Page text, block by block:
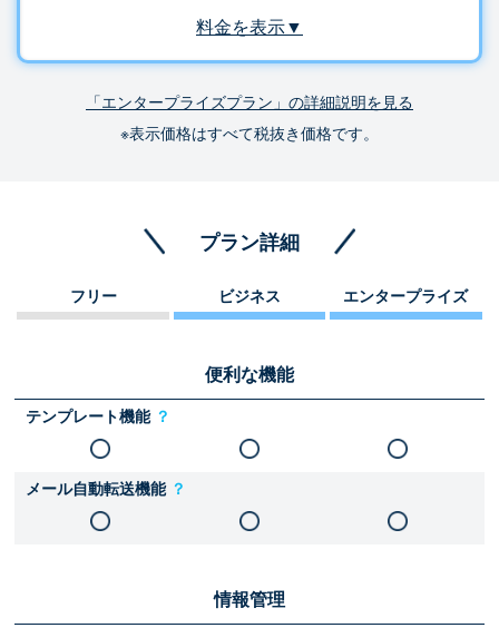
料金を表示▼
「エンタープライズプラン」の詳細説明を見る
※表示価格はすべて税抜き価格です。
プラン詳細
フリー ビジネス エンタープライズ
便利な機能
テンプレート機能 ？
メール自動転送機能 ？
情報管理